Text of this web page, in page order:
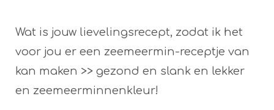
Wat is jouw lievelingsrecept, zodat ik het
voor jou er een zeemeermin-receptje van
kan maken >> gezond en slank en lekker
en zeemeerminnenkleur!